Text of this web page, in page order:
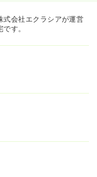
式会社エクラシアが運営
す。